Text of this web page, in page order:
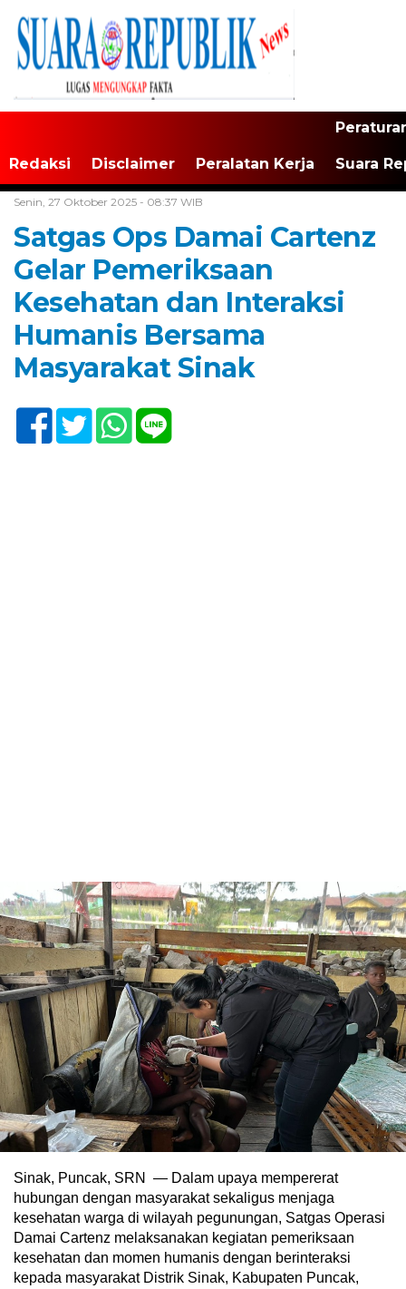
Redaksi Disclaimer Peralatan Kerja Suara
Senin, 27 Oktober 2025 - 08:37 WIB
Satgas Ops Damai Cartenz
Gelar Pemeriksaan
Kesehatan dan Interaksi
Humanis Bersama
Masyarakat Sinak
Sinak, Puncak, SRN — Dalam upaya mempererat
hubungan dengan masyarakat sekaligus menjaga
kesehatan warga di wilayah pegunungan, Satgas Operasi
Damai Cartenz melaksanakan kegiatan pemeriksaan
kesehatan dan momen humanis dengan berinteraksi
kepada masyarakat Distrik Sinak, Kabupaten Puncak,